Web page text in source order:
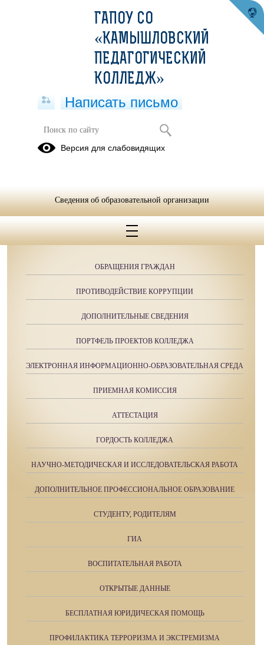
Расписание очное отделение
ОБРАЩЕНИЯ ГРАЖДАН
ПРОТИВОДЕЙСТВИЕ КОРРУПЦИИ
ДОПОЛНИТЕЛЬНЫЕ СВЕДЕНИЯ
ПОРТФЕЛЬ ПРОЕКТОВ КОЛЛЕДЖА
ЭЛЕКТРОННАЯ ИНФОРМАЦИОННО-ОБРАЗОВАТЕЛЬНАЯ СРЕДА
ПРИЕМНАЯ КОМИССИЯ
АТТЕСТАЦИЯ
ГОРДОСТЬ КОЛЛЕДЖА
НАУЧНО-МЕТОДИЧЕСКАЯ И ИССЛЕДОВАТЕЛЬСКАЯ РАБОТА
ДОПОЛНИТЕЛЬНОЕ ПРОФЕССИОНАЛЬНОЕ ОБРАЗОВАНИЕ
СТУДЕНТУ, РОДИТЕЛЯМ
ГИА
ВОСПИТАТЕЛЬНАЯ РАБОТА
ОТКРЫТЫЕ ДАННЫЕ
БЕСПЛАТНАЯ ЮРИДИЧЕСКАЯ ПОМОЩЬ
ПРОФИЛАКТИКА ТЕРРОРИЗМА И ЭКСТРЕМИЗМА
ГАПОУ СО
«КАМЫШЛОВСКИЙ
ПЕДАГОГИЧЕСКИЙ
КОЛЛЕДЖ»
Написать письмо
Версия для слабовидящих
Сведения об образовательной организации